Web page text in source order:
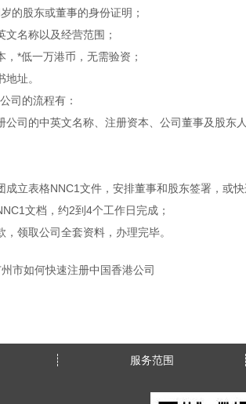
的股东或董事的身份证明；
文名称以及经营范围；
，*低一万港币，无需验资；
址。
司的流程有：
公司的中英文名称、注册资本、公司董事及股东
成立表格NNC1文件，安排董事和股东签署，或快
文档，约2到4个工作日完成；
，领取公司全套资料，办理完毕。
州市如何快速注册中国香港公司
服务范围